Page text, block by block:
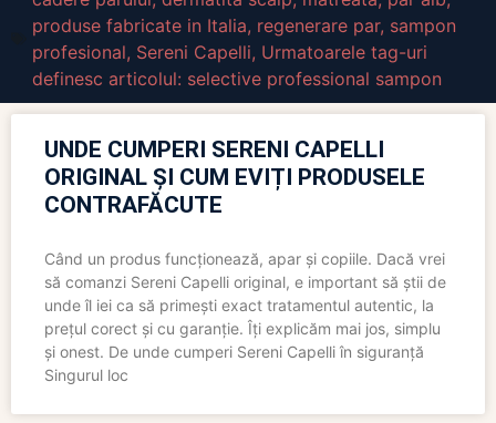
produse fabricate in Italia, regenerare par, sampon
profesional, Sereni Capelli, Urmatoarele tag-uri
definesc articolul: selective professional sampon
UNDE CUMPERI SERENI CAPELLI
ORIGINAL ȘI CUM EVIȚI PRODUSELE
CONTRAFĂCUTE
Când un produs funcționează, apar și copiile. Dacă vrei
să comanzi Sereni Capelli original, e important să știi de
unde îl iei ca să primești exact tratamentul autentic, la
prețul corect și cu garanție. Îți explicăm mai jos, simplu
și onest. De unde cumperi Sereni Capelli în siguranță
Singurul loc